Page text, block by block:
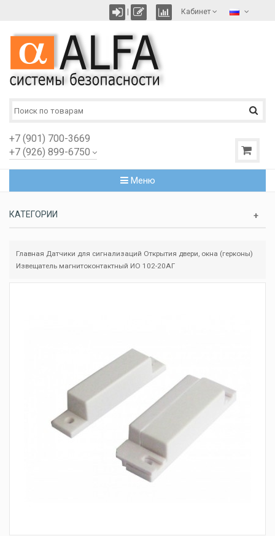
Кабинет
+7 (901) 700-3669
+7 (926) 899-6750
Меню
КАТЕГОРИИ
Главная Датчики для сигнализаций Открытия двери, окна (герконы)
Извещатель магнитоконтактный ИО 102-20АГ